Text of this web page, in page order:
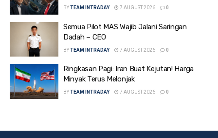
BYTEAM INTRADAY 7 AUGUST 2026 0
Semua Pilot MAS Wajib Jalani Saringan
Dadah – CEO
BYTEAM INTRADAY 7 AUGUST 2026 0
Ringkasan Pagi: Iran Buat Kejutan! Harga
Minyak Terus Melonjak
BYTEAM INTRADAY 7 AUGUST 2026 0